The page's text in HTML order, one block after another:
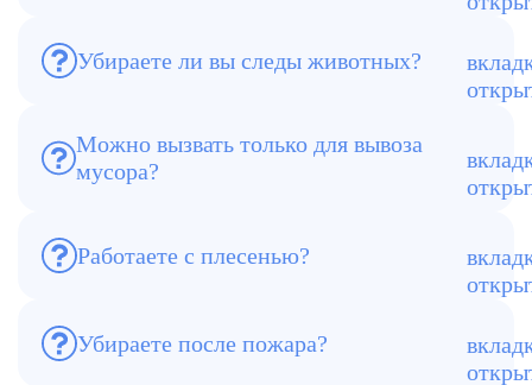
Убираете ли вы следы животных?
Да. Устраняем запахи, пятна, шерсть,
Можно вызвать только для вывоза
мусора?
Да. Разбор завалов — отдельная услуга.
Работаете с плесенью?
Да, проводим удаление + обработку
Убираете после пожара?
Да, удаляем копоть и запахи гари.